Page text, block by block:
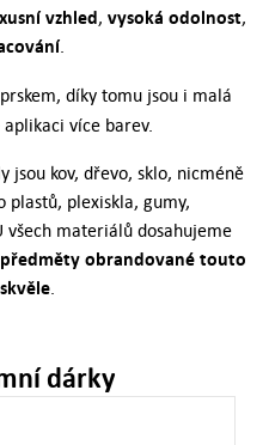
vzhled, vysoká odolnost,
.
díky tomu jsou i malá
více barev.
kov, dřevo, sklo, nicméně
plastů, plexiskla, gumy,
všech materiálů dosahujeme
obrandované touto
.
dárky